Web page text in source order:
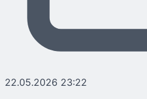
22.05.2026 23:22